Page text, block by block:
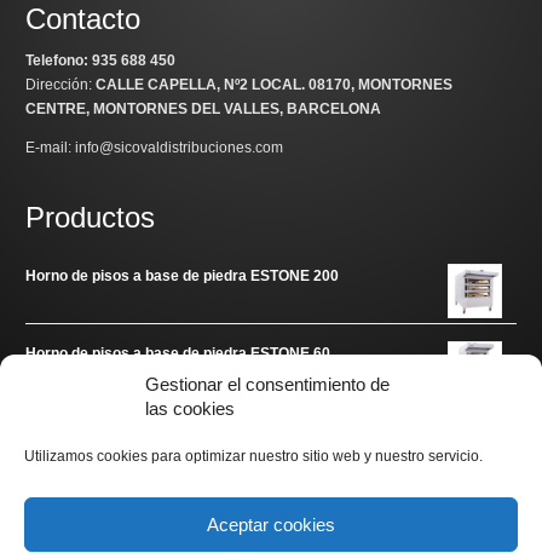
Gestionar el consentimiento de
las cookies
Utilizamos cookies para optimizar nuestro sitio web y nuestro servicio.
Aceptar cookies
Contacto
Telefono: 935 688 450
Dirección:CALLE CAPELLA, Nº2 LOCAL. 08170, MONTORNES
CENTRE, MONTORNES DEL VALLES, BARCELONA
E-mail: info@sicovaldistribuciones.com
Productos
Horno de pisos a base de piedra ESTONE 200
Horno de pisos a base de piedra ESTONE 60
Enlaces de interés
www.arditec.es